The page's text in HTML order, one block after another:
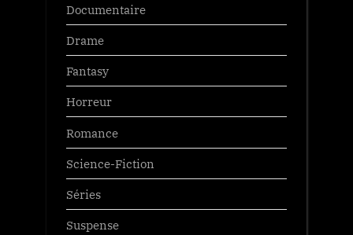
Documentaire
Drame
Fantasy
Horreur
Romance
Science-Fiction
Séries
Suspense